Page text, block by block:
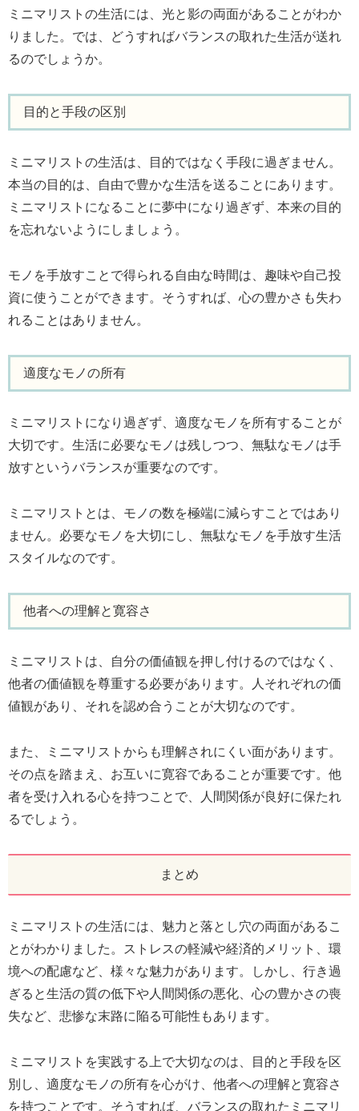
ミニマリストの生活には、光と影の両面があることがわか
りました。では、どうすればバランスの取れた生活が送れ
るのでしょうか。
目的と手段の区別
ミニマリストの生活は、目的ではなく手段に過ぎません。
本当の目的は、自由で豊かな生活を送ることにあります。
ミニマリストになることに夢中になり過ぎず、本来の目的
を忘れないようにしましょう。
モノを手放すことで得られる自由な時間は、趣味や自己投
資に使うことができます。そうすれば、心の豊かさも失わ
れることはありません。
適度なモノの所有
ミニマリストになり過ぎず、適度なモノを所有することが
大切です。生活に必要なモノは残しつつ、無駄なモノは手
放すというバランスが重要なのです。
ミニマリストとは、モノの数を極端に減らすことではあり
ません。必要なモノを大切にし、無駄なモノを手放す生活
スタイルなのです。
他者への理解と寛容さ
ミニマリストは、自分の価値観を押し付けるのではなく、
他者の価値観を尊重する必要があります。人それぞれの価
値観があり、それを認め合うことが大切なのです。
また、ミニマリストからも理解されにくい面があります。
その点を踏まえ、お互いに寛容であることが重要です。他
者を受け入れる心を持つことで、人間関係が良好に保たれ
るでしょう。
まとめ
ミニマリストの生活には、魅力と落とし穴の両面があるこ
とがわかりました。ストレスの軽減や経済的メリット、環
境への配慮など、様々な魅力があります。しかし、行き過
ぎると生活の質の低下や人間関係の悪化、心の豊かさの喪
失など、悲惨な末路に陥る可能性もあります。
ミニマリストを実践する上で大切なのは、目的と手段を区
別し、適度なモノの所有を心がけ、他者への理解と寛容さ
を持つことです。そうすれば、バランスの取れたミニマリ